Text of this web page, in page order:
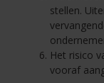
stellen.
Het risico
vooraf